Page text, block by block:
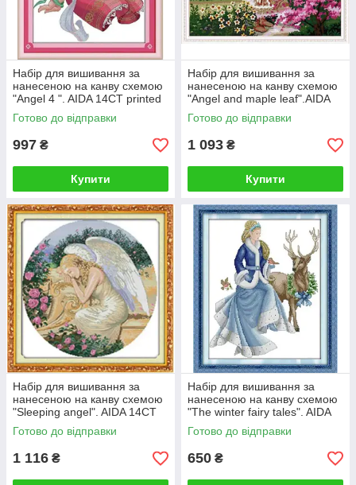
Набір для вишивання за
нанесеною на канву схемою
"Angel 4 ". AIDA 14CT printed
47*54 см
Готово до відправки
997 ₴
Купити
Набір для вишивання за
нанесеною на канву схемою
"Angel and maple leaf".AIDA
14CT printed , 57*47 см
Готово до відправки
1 093 ₴
Купити
Набір для вишивання за
нанесеною на канву схемою
"Sleeping angel". AIDA 14CT
printed, 48*48 см
Готово до відправки
1 116 ₴
Набір для вишивання за
нанесеною на канву схемою
"The winter fairy tales". AIDA
14CT printed 38*46 см. БIСЕР
Готово до відправки
650 ₴